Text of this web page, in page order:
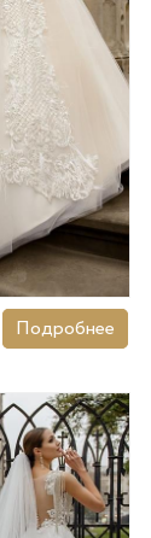
Подробнее